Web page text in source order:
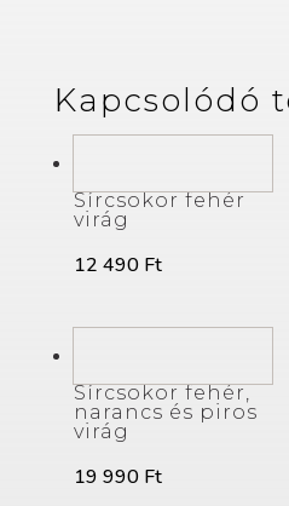
Kapcsolódó
Sírcsokor fehér
virág
12 490 Ft
Sírcsokor fehér,
narancs és piros
virág
19 990 Ft